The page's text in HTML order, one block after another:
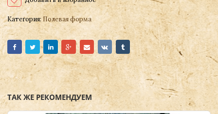
Категория: Полевая форма
ТАК ЖЕ РЕКОМЕНДУЕМ